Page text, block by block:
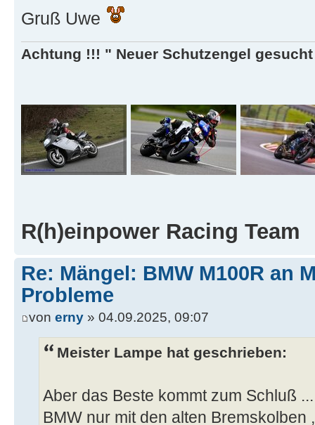
Gruß Uwe
Achtung !!! " Neuer Schutzengel
R(h)einpower Racing Team
Re: Mängel: BMW M100R an
Probleme
von erny » 04.09.2025, 09:07
Meister Lampe hat geschrieben:
Aber das Beste kommt zum Schluß
BMW nur mit den alten